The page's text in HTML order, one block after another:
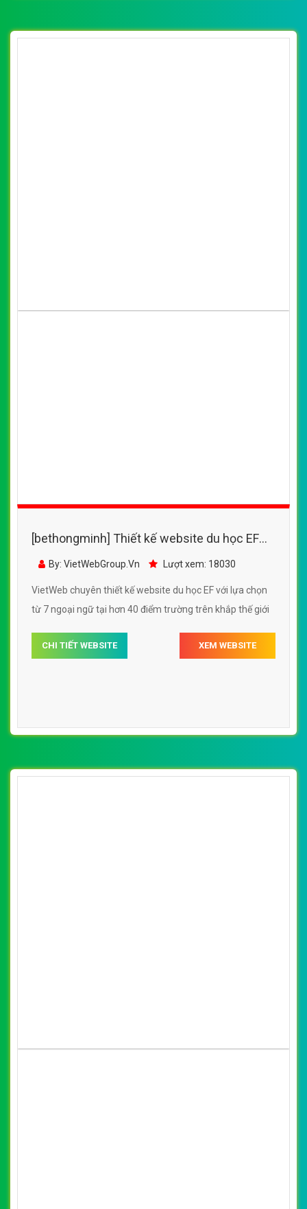
[bethongminh] Thiết kế website du học EF
đẹp, chuyên nghiệp chuẩn SEO
By: VietWebGroup.Vn Lượt xem: 18030
VietWeb chuyên thiết kế website du học EF với lựa chọn
từ 7 ngoại ngữ tại hơn 40 điểm trường trên khắp thế giới
CHI TIẾT WEBSITE XEM WEBSITE